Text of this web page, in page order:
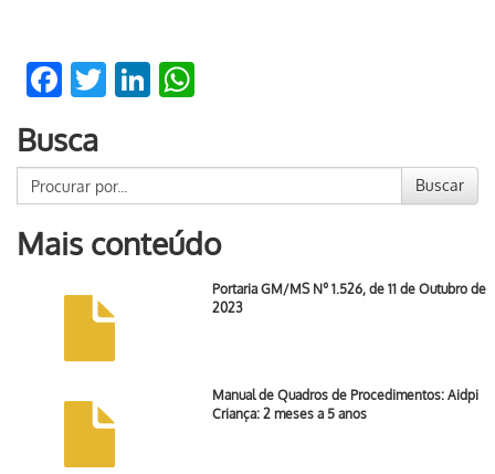
Facebook
TwitterLinkedIn
Busca
Buscar
Mais conteúdo
Portaria GM/MS Nº 1.526, de 11 de Outubro de
2023
Manual de Quadros de Procedimentos: Aidpi
Criança: 2 meses a 5 anos